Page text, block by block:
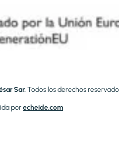
Sar.Todos los derechos
porecheide.com